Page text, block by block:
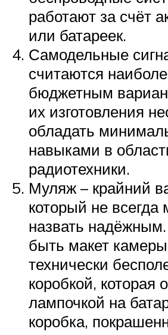
работают за счёт
или батареек.
Самодельные
считаются
бюджетным
их изготовления
обладать
навыками в
радиотехники.
Муляж – крайний
который не всегда
назвать
быть макет
технически
коробкой, которая
лампочкой на
коробка,